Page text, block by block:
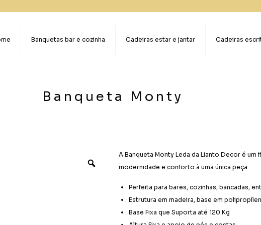
Banquetas bar e cozinha Cadeiras estar e jantar Cadeiras
Banqueta Monty
A Banqueta Monty Leda da Lianto Decor é
modernidade e conforto à uma única peça.
Perfeita para bares, cozinhas, bancadas,
Estrutura em madeira, base em
Base Fixa que Suporta até 120 Kg